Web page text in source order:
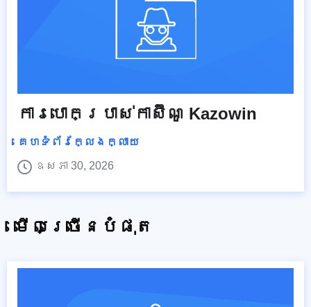
ការបោកប្រាស់កាស៊ីណូ Kazowin
គេហទំព័រក្លែងក្លាយ
ឧសភា 30, 2026
មើលច្រើនបំផុត